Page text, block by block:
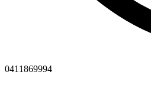
0411869994